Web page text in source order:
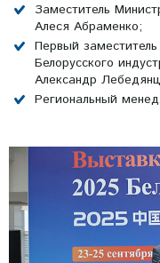
Заместитель
Алеся Абраменко;
Первый
Белорусского
Александр
Региональный